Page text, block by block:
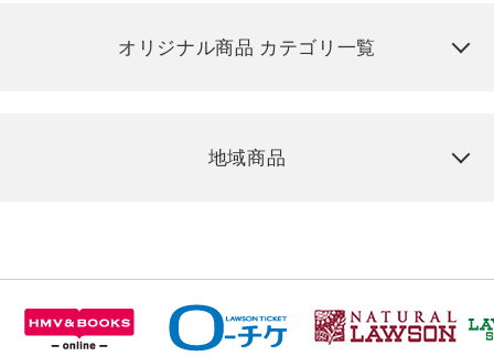
オリジナル商品 カテゴリ一覧
地域商品